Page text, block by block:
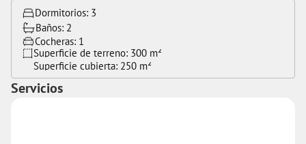
Dormitorios: 3
Baños: 2
Cocheras: 1
Superficie de terreno: 300 m²
Superficie cubierta: 250 m²
Servicios